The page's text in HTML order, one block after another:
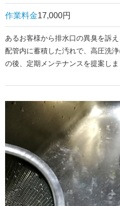
作業料金17,000円
あるお客様から排水口の異臭を訴
配管内に蓄積した汚れで、高圧洗
の後、定期メンテナンスを提案しま